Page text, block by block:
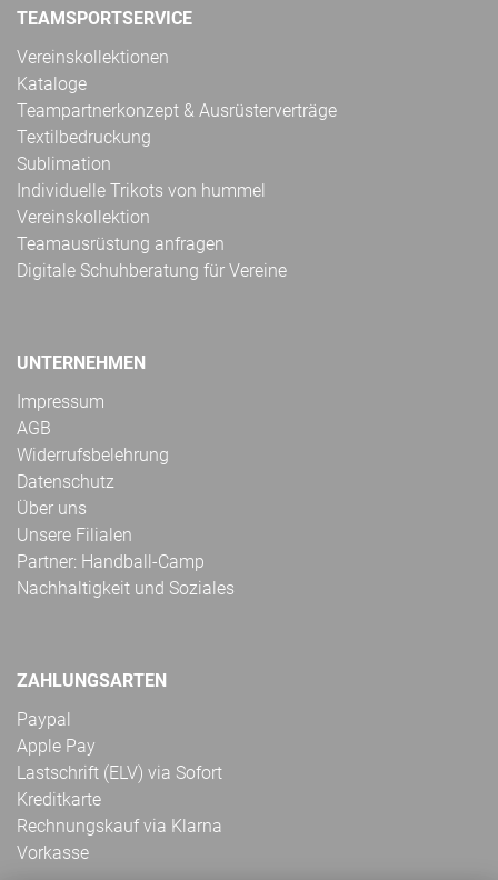
TEAMSPORTSERVICE
Vereinskollektionen
Kataloge
Teampartnerkonzept & Ausrüsterverträge
Textilbedruckung
Sublimation
Individuelle Trikots von hummel
Vereinskollektion
Teamausrüstung anfragen
Digitale Schuhberatung für Vereine
UNTERNEHMEN
Impressum
AGB
Widerrufsbelehrung
Datenschutz
Über uns
Unsere Filialen
Partner: Handball-Camp
Nachhaltigkeit und Soziales
ZAHLUNGSARTEN
Paypal
Apple Pay
Lastschrift (ELV) via Sofort
Kreditkarte
Rechnungskauf via Klarna
Vorkasse